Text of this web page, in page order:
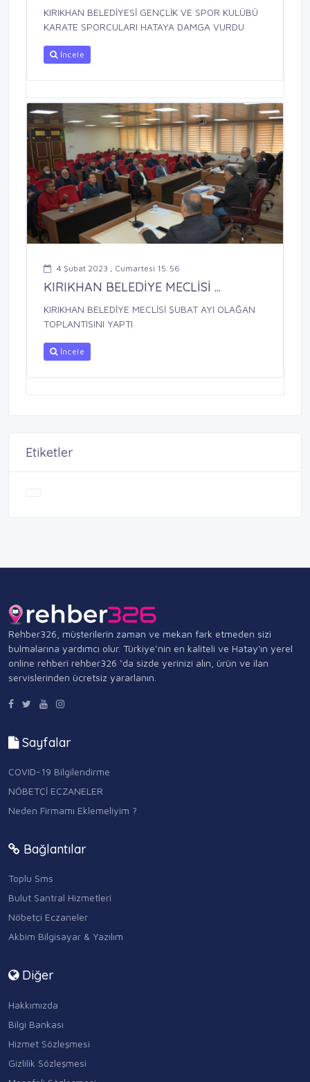
KIRIKHAN BELEDİYESİ GENÇLİK VE SPOR KULÜBÜ
KARATE SPORCULARI HATAYA DAMGA VURDU
İncele
4 Şubat 2023 , Cumartesi 15:56
KIRIKHAN BELEDİYE MECLİSİ ...
KIRIKHAN BELEDİYE MECLİSİ ŞUBAT AYI OLAĞAN
TOPLANTISINI YAPTI
İncele
Etiketler
Rehber326, müşterilerin zaman ve mekan fark etmeden sizi
bulmalarına yardımcı olur. Türkiye’nin en kaliteli ve Hatay'ın yerel
online rehberi rehber326 ‘da sizde yerinizi alın, ürün ve ilan
servislerinden ücretsiz yararlanın.
Sayfalar
COVID-19 Bilgilendirme
NÖBETÇİ ECZANELER
Neden Firmamı Eklemeliyim ?
Bağlantılar
Toplu Sms
Bulut Santral Hizmetleri
Nöbetçi Eczaneler
Akbim Bilgisayar & Yazılım
Diğer
Hakkımızda
Bilgi Bankası
Hizmet Sözleşmesi
Gizlilik Sözleşmesi